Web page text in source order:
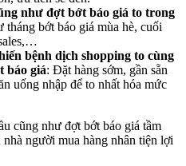
như đợt bớt báo giá to trong
tháng bớt báo giá mùa hè, cuối
bệnh dịch shopping to cùng
báo giá: Đặt hàng sớm, gần sẵn
uống nhập để to nhất hóa mức
cũng như đợt bớt báo giá tầm
người mua hàng nhân tiện lợi